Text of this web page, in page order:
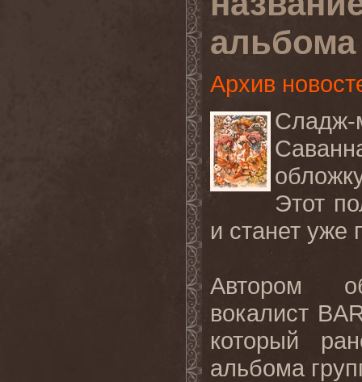
альбома
Архив
Сладж-
Этот
и станет уже
Автором
вокалист
который
альбома